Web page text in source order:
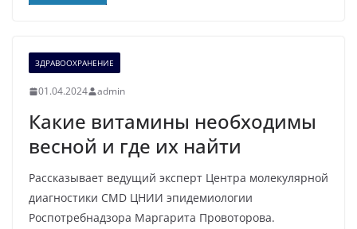
ЗДРАВООХРАНЕНИЕ
01.04.2024 admin
Какие витамины необходимы
весной и где их найти
Рассказывает ведущий эксперт Центра молекулярной
диагностики CMD ЦНИИ эпидемиологии
Роспотребнадзора Маргарита Провоторова.